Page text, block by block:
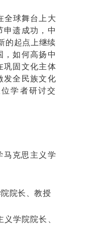
全球舞台上大
申遗成功，中
的起点上继续
，如何高扬中
巩固文化主体
发全民族文化
学者研讨交
马克思主义学
院长、教授
学院院长、